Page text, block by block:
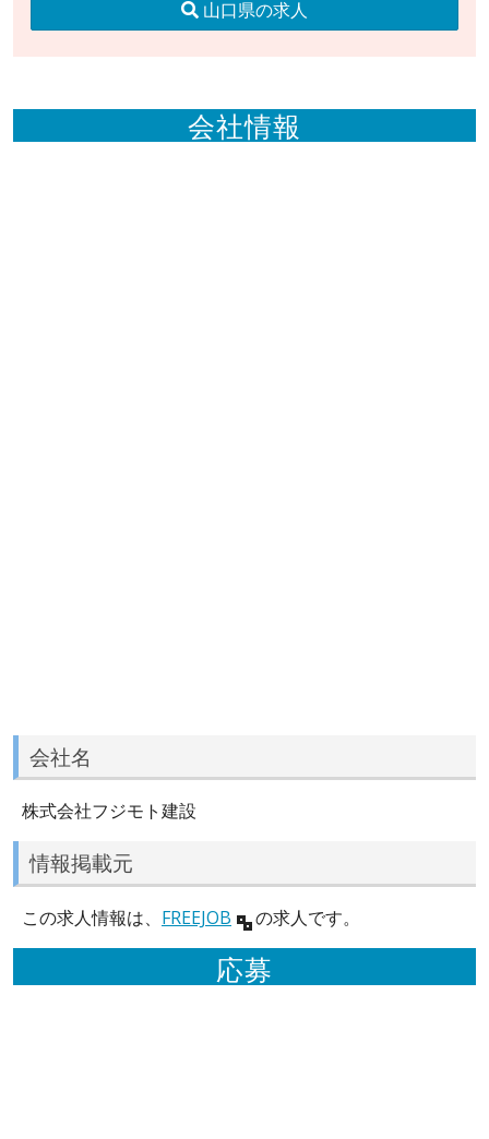
山口県の求人
会社情報
会社名
株式会社フジモト建設
情報掲載元
この求人情報は、 FREEJOB の求人です。
応募